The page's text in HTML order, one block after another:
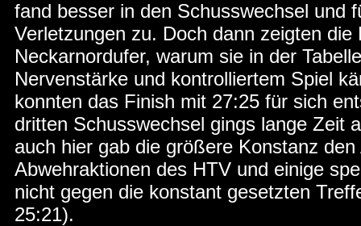
fand besser in den Schusswechsel und
Verletzungen zu. Doch dann zeigten
Neckarnordufer, warum sie in der
Nervenstärke und kontrolliertem Spiel
konnten das Finish mit 27:25 für sich
dritten Schusswechsel gings lange Zeit
auch hier gab die größere Konstanz
Abwehraktionen des HTV und einige
nicht gegen die konstant gesetzten
25:21).